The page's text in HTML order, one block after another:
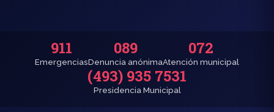
911
Emergencias
089
Denuncia anónima
072
Atención municipal
(493) 935 7531
Presidencia Municipal